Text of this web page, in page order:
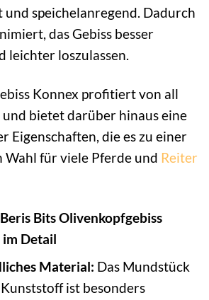
speichelanregend. Dadurch
das Gebiss besser
leichter loszulassen.
Konnex profitiert von all
bietet darüber hinaus eine
Eigenschaften, die es zu einer
Wahl für viele Pferde und Reiter
Bits Olivenkopfgebiss
im Detail
Material: Das Mundstück
ist besonders